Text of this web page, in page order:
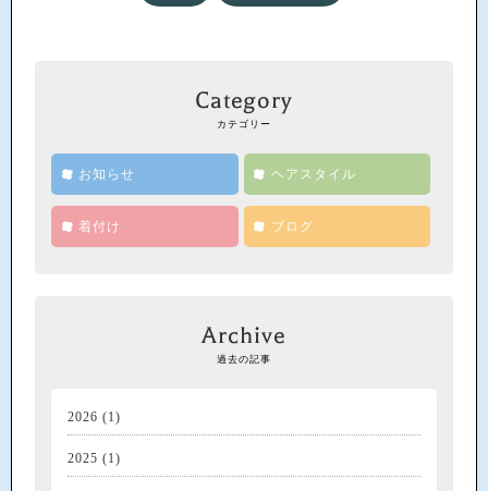
Category
カテゴリー
お知らせ ヘアスタイル
着付け ブログ
Archive
過去の記事
2026 (1)
2025 (1)